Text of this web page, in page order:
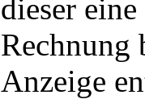
dieser
Rechnung
Anzeige